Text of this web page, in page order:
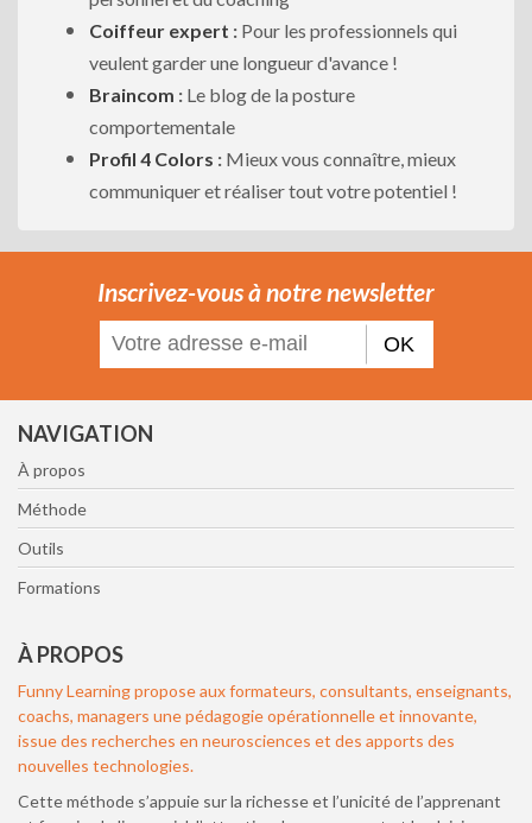
Coiffeur expert : Pour les professionnels qui
veulent garder une longueur d'avance !
Braincom : Le blog de la posture
comportementale
Profil 4 Colors : Mieux vous connaître, mieux
communiquer et réaliser tout votre potentiel !
Inscrivez-vous à notre newsletter
OK
NAVIGATION
À propos
Méthode
Outils
Formations
À PROPOS
Funny Learning propose aux formateurs, consultants, enseignants,
coachs, managers une pédagogie opérationnelle et innovante,
issue des recherches en neurosciences et des apports des
nouvelles technologies.
Cette méthode s’appuie sur la richesse et l’unicité de l’apprenant